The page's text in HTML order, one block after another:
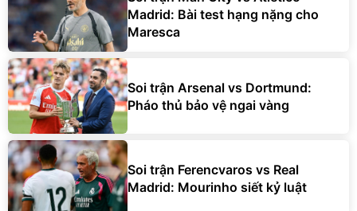
Madrid: Bài test hạng nặng cho
Maresca
Soi trận Arsenal vs Dortmund:
Pháo thủ bảo vệ ngai vàng
Soi trận Ferencvaros vs Real
Madrid: Mourinho siết kỷ luật